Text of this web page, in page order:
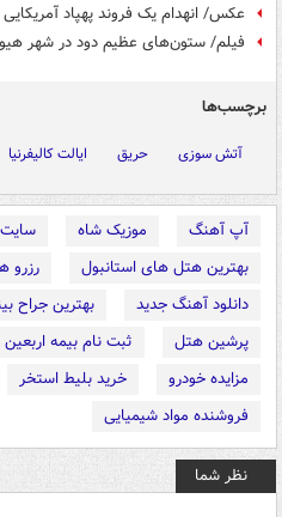
عکس/ انهدام یک فروند پهپاد
فیلم/ ستون‌های عظیم دود در شهر
برچسب‌ها
آتش سوزی حریق ایالت کالیفرنیا
آپ آهنگ موزیک شاه
سایت
بهترین هتل های استانبول
رزرو
دانلود آهنگ جدید
بهترین جراح
پرشین هتل
ثبت نام بیمه اربعین
مزایده خودرو
خرید بلیط استخر
فروشنده مواد شیمیایی
نظر شما